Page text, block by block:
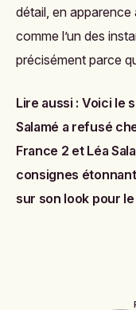
détail, en
comme l’un des
précisément parce
Lire aussi : Voici le
Salamé a refusé
France 2 et Léa
consignes
sur son look pour